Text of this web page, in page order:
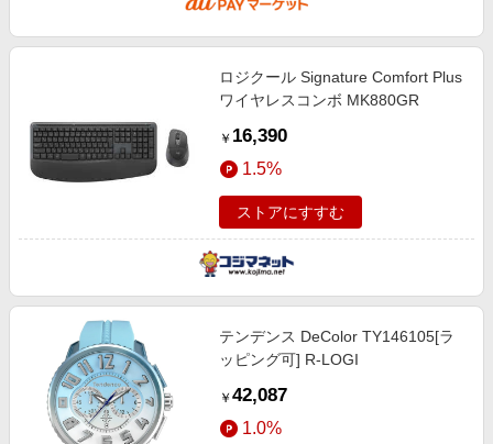
ロジクール Signature Comfort Plus
ワイヤレスコンボ MK880GR
￥ 16,390
1.5%
ストアにすすむ
テンデンス DeColor TY146105[ラ
ッピング可] R-LOGI
￥ 42,087
1.0%